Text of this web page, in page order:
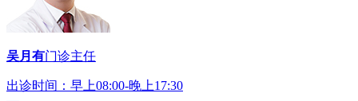
吴月有门诊主任
出诊时间：早上08:00-晚上17:30